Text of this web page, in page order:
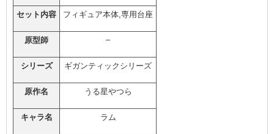
セット内容 フィギュア本体,専用台座
原型師 –
シリーズ ギガンティックシリーズ
原作名 うる星やつら
キャラ名 ラム